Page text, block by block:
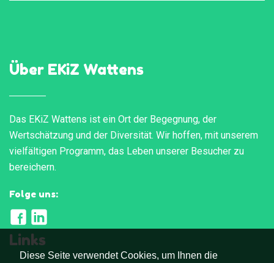
Diese Seite verwendet Cookies, um Ihnen die
Über EKiZ Wattens
Das EKiZ Wattens ist ein Ort der Begegnung, der
Wertschätzung und der Diversität. Wir hoffen, mit unserem
vielfältigen Programm, das Leben unserer Besucher zu
bereichern.
Folge uns:
Links